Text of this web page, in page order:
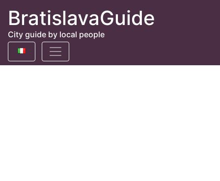
BratislavaGuide
City guide by local people